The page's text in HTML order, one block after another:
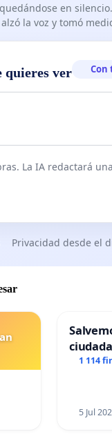
en silencio.
la voz y tomó
quieres ver Con
La IA redactará
Privacidad desde el
1 114
5 Jul